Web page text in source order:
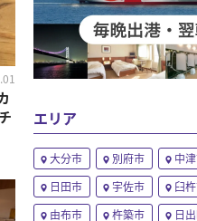
エリア
大分市 別府市 中
日田市
宇佐市 臼
由布市
杵築市 日